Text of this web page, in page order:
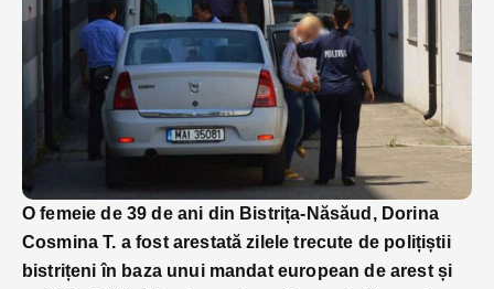
O femeie de 39 de ani din Bistrița-Năsăud, Dorina
Cosmina T. a fost arestată zilele trecute de polițiștii
bistrițeni în baza unui mandat european de arest și